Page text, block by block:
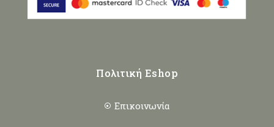
Πολιτική Eshop
Επικοινωνία